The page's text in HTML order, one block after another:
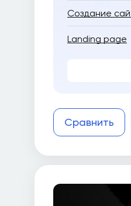
Создание
Landing page
Сравнить